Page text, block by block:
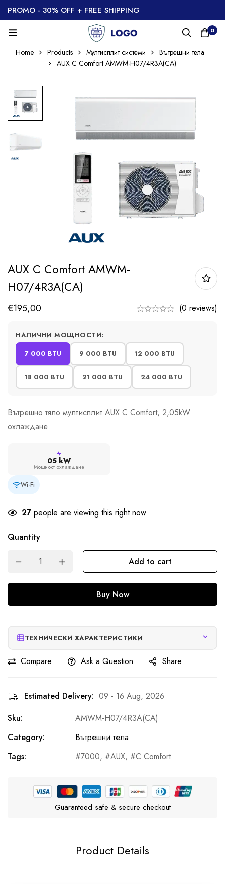
PROMO - 30% OFF + FREE SHIPPING
0
Home Products Мултисплит системи
Вътрешни тела
AUX C Comfort AMWM-H07/4R3A(CA)
AUX C Comfort AMWM-
H07/4R3A(CA)
€195,00 (0 reviews)
НАЛИЧНИ МОЩНОСТИ:
7 000 BTU
9 000 BTU 12 000 BTU
18 000 BTU 21 000 BTU 24 000 BTU
Вътрешно тяло мултисплит AUX C Comfort, 2,05kW
охлаждане
05 kW
Мощност охлаждане
Wi-Fi
27 people are viewing this right now
Quantity
Add to cart
Buy Now
ТЕХНИЧЕСКИ ХАРАКТЕРИСТИКИ
Compare Ask a Question Share
Estimated Delivery: 09 - 16 Aug, 2026
Sku:
AMWM-H07/4R3A(CA)
Category:
Вътрешни тела
Tags:
7000, AUX, C Comfort
Guaranteed safe & secure checkout
Product Details